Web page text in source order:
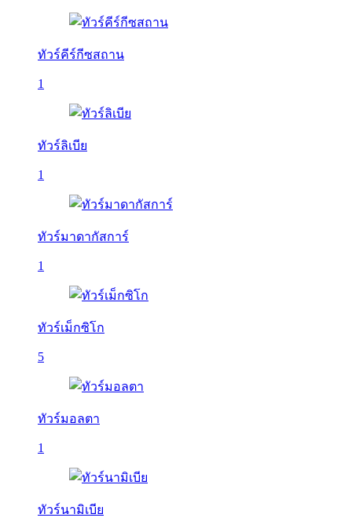
ทัวร์คีร์กีซสถาน
1
ทัวร์ลิเบีย
1
ทัวร์มาดากัสการ์
1
ทัวร์เม็กซิโก
5
ทัวร์มอลตา
1
ทัวร์นามิเบีย